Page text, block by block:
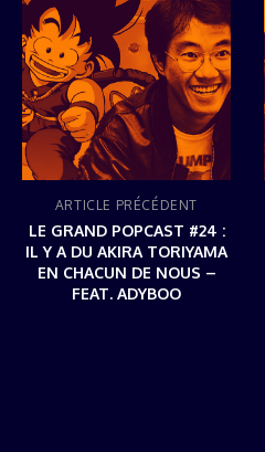
ARTICLE PRÉCÉDENT
LE GRAND POPCAST #24 :
IL Y A DU AKIRA TORIYAMA
EN CHACUN DE NOUS –
FEAT. ADYBOO